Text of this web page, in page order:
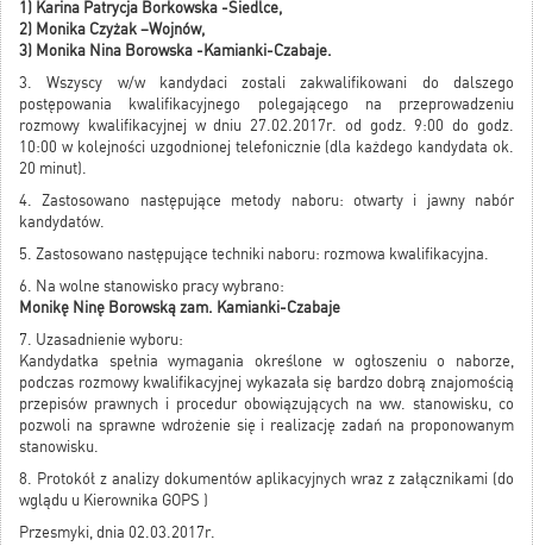
1) Karina Patrycja Borkowska -Siedlce,
2) Monika Czyżak –Wojnów,
3) Monika Nina Borowska -Kamianki-Czabaje.
3. Wszyscy w/w kandydaci zostali zakwalifikowani do dalszego
postępowania kwalifikacyjnego polegającego na przeprowadzeniu
rozmowy kwalifikacyjnej w dniu 27.02.2017r. od godz. 9:00 do godz.
10:00 w kolejności uzgodnionej telefonicznie (dla każdego kandydata ok.
20 minut).
4. Zastosowano następujące metody naboru: otwarty i jawny nabór
kandydatów.
5. Zastosowano następujące techniki naboru: rozmowa kwalifikacyjna.
6. Na wolne stanowisko pracy wybrano:
Monikę Ninę Borowską zam. Kamianki-Czabaje
7. Uzasadnienie wyboru:
Kandydatka spełnia wymagania określone w ogłoszeniu o naborze,
podczas rozmowy kwalifikacyjnej wykazała się bardzo dobrą znajomością
przepisów prawnych i procedur obowiązujących na ww. stanowisku, co
pozwoli na sprawne wdrożenie się i realizację zadań na proponowanym
stanowisku.
8. Protokół z analizy dokumentów aplikacyjnych wraz z załącznikami (do
wglądu u Kierownika GOPS )
Przesmyki, dnia 02.03.2017r.